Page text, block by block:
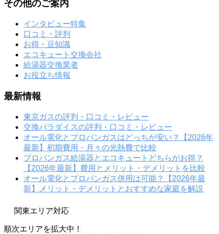
その他のご案内
インタビュー特集
口コミ・評判
お得・豆知識
エコキュート交換会社
給湯器交換業者
お役立ち情報
最新情報
東京ガスの評判・口コミ・レビュー
交換パラダイスの評判・口コミ・レビュー
オール電化とプロパンガスはどっちが安い？【2026年
最新】初期費用・月々の光熱費で比較
プロパンガス給湯器とエコキュートどちらがお得？
【2026年最新】費用とメリット・デメリットを比較
オール電化とプロパンガス併用は可能？【2026年最
新】メリット・デメリットとおすすめな家庭を解説
関東エリア対応
順次エリアを拡大中！